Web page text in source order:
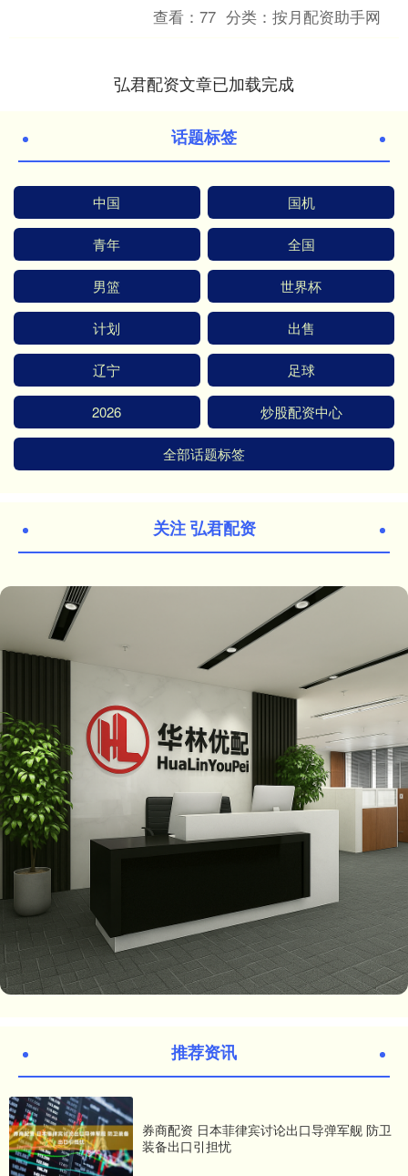
查看：77 分类：按月配资助手网
弘君配资文章已加载完成
话题标签
中国 国机
青年 全国
男篮 世界杯
计划 出售
辽宁 足球
2026 炒股配资中心
全部话题标签
关注 弘君配资
推荐资讯
券商配资 日本菲律宾讨论出口导弹军舰 防卫
装备出口引担忧